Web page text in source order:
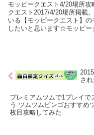
モッピークエスト4/20場所
クエスト2017/4/20場所掲載
いる【モッピークエスト】
したいと思います☆モッピー
さ
プレミアムツムで1プレイで
う ツムツムビンゴおすすめ
枚目攻略してみた